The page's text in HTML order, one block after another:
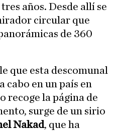
años. Desde allí se
circular que
de 360
que esta descomunal
cabo en un país en
recoge la página de
surge de un sirio
Nakad, que ha